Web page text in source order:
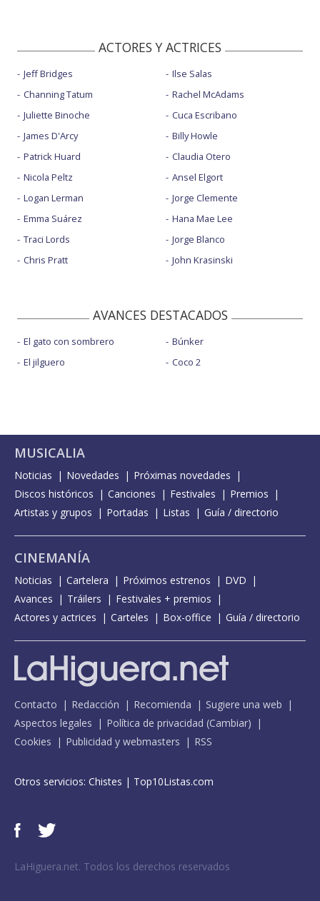
ACTORES Y ACTRICES
Jeff Bridges
Channing Tatum
Juliette Binoche
James D'Arcy
Patrick Huard
Nicola Peltz
Logan Lerman
Emma Suárez
Traci Lords
Chris Pratt
Ilse Salas
Rachel McAdams
Cuca Escribano
Billy Howle
Claudia Otero
Ansel Elgort
Jorge Clemente
Hana Mae Lee
Jorge Blanco
John Krasinski
AVANCES DESTACADOS
El gato con sombrero
El jilguero
Búnker
Coco 2
MUSICALIA
Noticias Novedades
Próximas novedades
Discos históricos
Canciones Festivales
Premios
Artistas y grupos
Portadas Listas Guía / directorio
CINEMANÍA
Noticias Cartelera Próximos estrenos
DVD
Avances
Tráilers
Festivales + premios
Actores y actrices
Carteles Box-office Guía / directorio
Contacto Redacción Recomienda
Sugiere una web
Aspectos legales
Política de privacidad (Cambiar)
Cookies
Publicidad y webmasters RSS
Otros servicios: Chistes | Top10Listas.com
LaHiguera.net. Todos los derechos reservados